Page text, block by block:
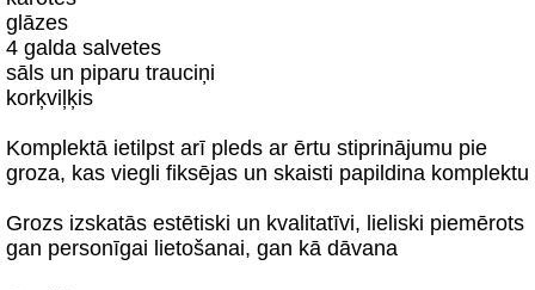
glāzes
4 galda salvetes
sāls un piparu trauciņi
korķviļķis
Komplektā ietilpst arī pleds ar ērtu stiprinājumu pie
groza, kas viegli fiksējas un skaisti papildina komplektu
Grozs izskatās estētiski un kvalitatīvi, lieliski piemērots
gan personīgai lietošanai, gan kā dāvana